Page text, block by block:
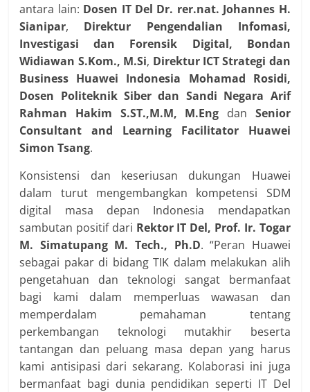
antara lain: Dosen IT Del Dr. rer.nat. Johannes H.
Sianipar, Direktur Pengendalian Infomasi,
Investigasi dan Forensik Digital, Bondan
Widiawan S.Kom., M.Si, Direktur ICT Strategi dan
Business Huawei Indonesia Mohamad Rosidi,
Dosen Politeknik Siber dan Sandi Negara Arif
Rahman Hakim S.ST.,M.M, M.Eng dan Senior
Consultant and Learning Facilitator Huawei
Simon Tsang.
Konsistensi dan keseriusan dukungan Huawei
dalam turut mengembangkan kompetensi SDM
digital masa depan Indonesia mendapatkan
sambutan positif dari Rektor IT Del, Prof. Ir. Togar
M. Simatupang M. Tech., Ph.D. “Peran Huawei
sebagai pakar di bidang TIK dalam melakukan alih
pengetahuan dan teknologi sangat bermanfaat
bagi kami dalam memperluas wawasan dan
memperdalam pemahaman tentang
perkembangan teknologi mutakhir beserta
tantangan dan peluang masa depan yang harus
kami antisipasi dari sekarang. Kolaborasi ini juga
bermanfaat bagi dunia pendidikan seperti IT Del